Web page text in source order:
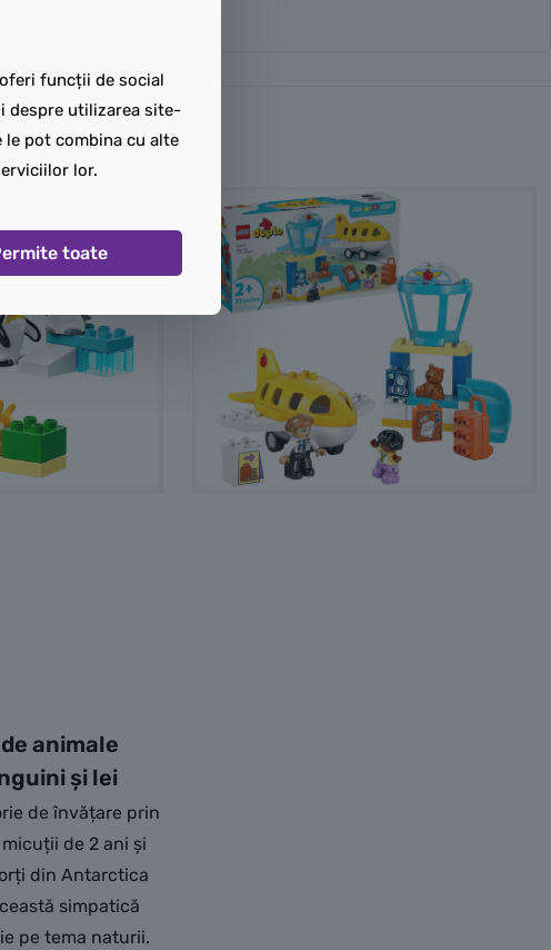
animale
și lei
de învățare prin
de 2 ani și
din Antarctica
simpatică
pe tema naturii.
funcții de social
despre utilizarea site-
pot combina cu alte
lor.
toate